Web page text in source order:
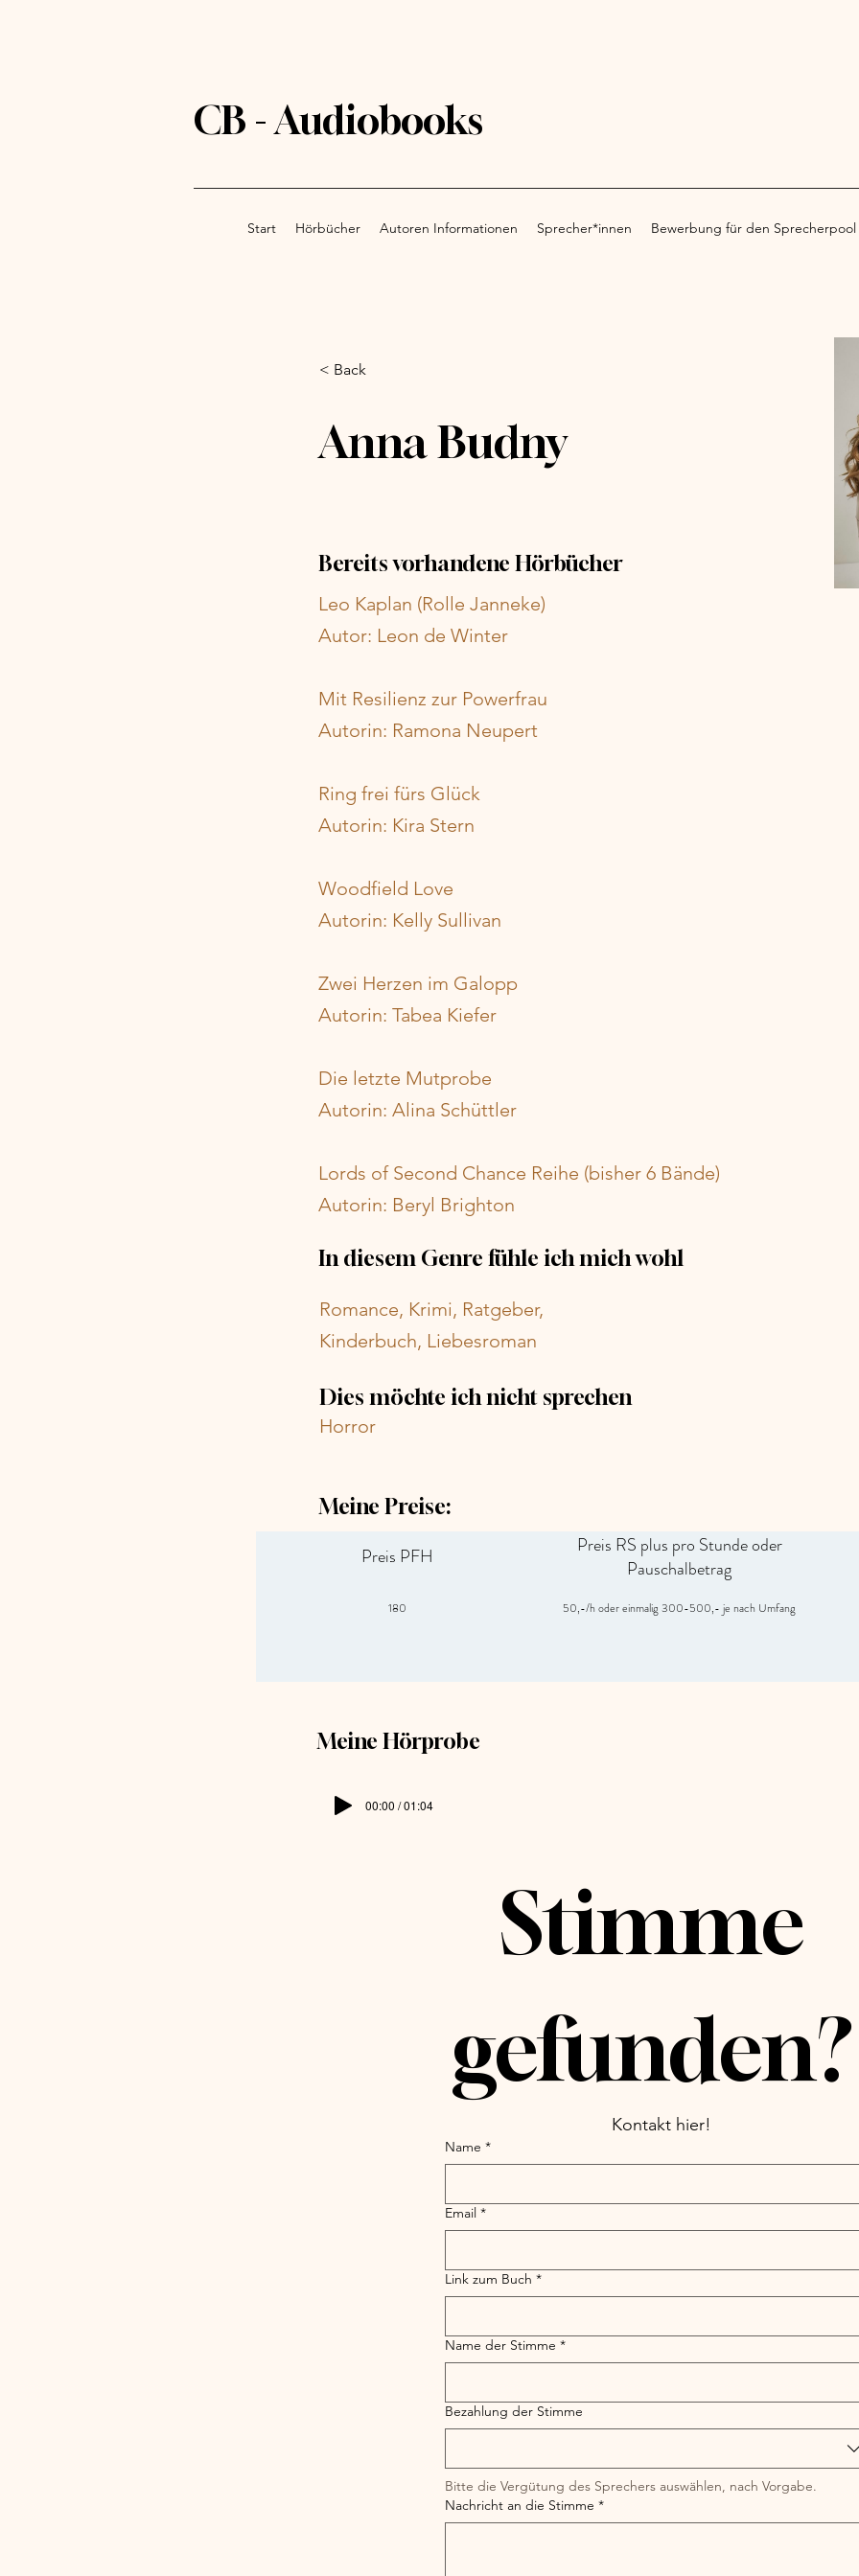
CB - Audiobooks
Start Hörbücher Autoren Informationen Sprecher*innen Bewerbung für den Sprecherpool
< Back
Anna Budny
Bereits vorhandene Hörbücher
Leo Kaplan (Rolle Janneke)
Autor: Leon de Winter
Mit Resilienz zur Powerfrau
Autorin: Ramona Neupert
Ring frei fürs Glück
Autorin: Kira Stern
Woodfield Love
Autorin: Kelly Sullivan
Zwei Herzen im Galopp
Autorin: Tabea Kiefer
Die letzte Mutprobe
Autorin: Alina Schüttler
Lords of Second Chance Reihe (bisher 6 Bände)
Autorin: Beryl Brighton
In diesem Genre fühle ich mich wohl
Romance, Krimi, Ratgeber,
Kinderbuch, Liebesroman
Dies möchte ich nicht sprechen
Horror
Meine Preise:
Preis PFH
Preis RS plus pro Stunde oder
Pauschalbetrag
180 50,-/h oder einmalig 300-500,- je nach Umfang
Meine Hörprobe
00:00 / 01:04
Stimme
Kontakt hier!
Name *
Email *
Link zum Buch *
Name der Stimme *
Bezahlung der Stimme
Nachricht an die Stimme *